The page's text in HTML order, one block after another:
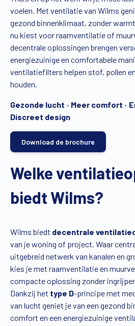
Vind een verdeler
Gratis
voelen. Met ventilatie van Wilms
gezond binnenklimaat, zonder
nu kiest voor raamventilatie of
decentrale oplossingen brengen
energiezuinige en comfortabele
ventilatiefilters helpen stof, pollen
houden.
Gezonde lucht • Meer comfort •
Discreet design
Download de brochure
Welke
biedt Wilms?
Wilms biedt decentrale
van je woning of project. Waar
uitgebreid netwerk van kanalen en
kies je met raamventilatie en
compacte oplossing zonder
Dankzij het type D-principe met
van lucht geniet je van een gezond
comfort en een energiezuinige